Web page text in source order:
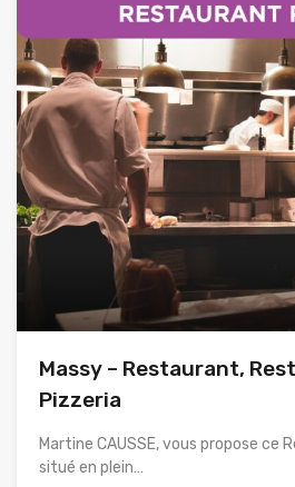
Massy – Restaurant,
Pizzeria
Martine CAUSSE, vous propose ce
situé en plein…